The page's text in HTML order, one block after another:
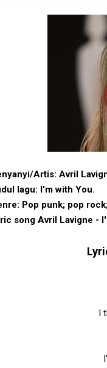
Artis: Avril
lagu: I'm with You.
Pop punk; ‎pop
song Avril Lavigne -
I